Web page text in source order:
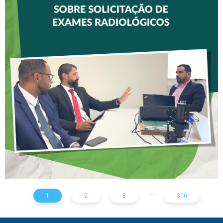
INICIAM ELABORAÇÃO DE
NOTA TÉCNICA SOBRE
SOLICITAÇÃO DE EXAMES
RADIOLÓGICOS
1 2 3 ... 316